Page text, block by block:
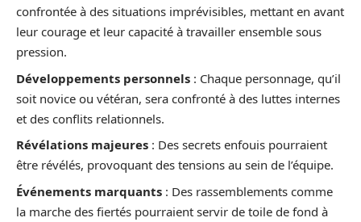
confrontée à des situations imprévisibles, mettant en avant
leur courage et leur capacité à travailler ensemble sous
pression.
Développements personnels : Chaque personnage, qu’il
soit novice ou vétéran, sera confronté à des luttes internes
et des conflits relationnels.
Révélations majeures : Des secrets enfouis pourraient
être révélés, provoquant des tensions au sein de l’équipe.
Événements marquants : Des rassemblements comme
la marche des fiertés pourraient servir de toile de fond à